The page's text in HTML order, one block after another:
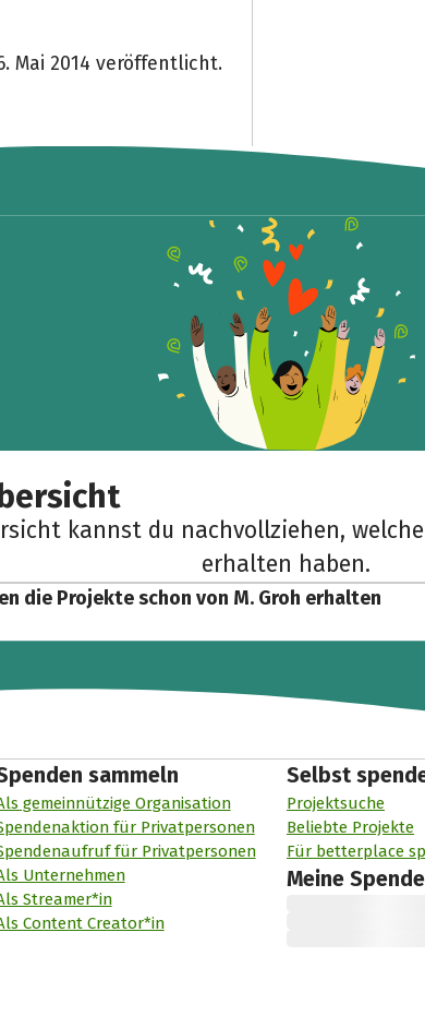
Mai 2014 veröffentlicht.
kannst du nachvollziehen,
erhalten haben.
die Projekte schon von M. Groh erhalten
sammeln
gemeinnützige Organisation
für Privatpersonen
für Privatpersonen
Unternehmen
Streamer*in
Content Creator*in
Selbst
Projektsuche
Beliebte Projekte
Für betterplace
Meine